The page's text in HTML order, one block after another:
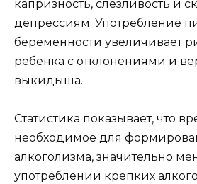
капризность, слезливость и
депрессиям. Употребление
беременности увеличивает
ребенка с отклонениями и
выкидыша.
Статистика показывает, что
необходимое для
алкоголизма, значительно
употреблении крепких